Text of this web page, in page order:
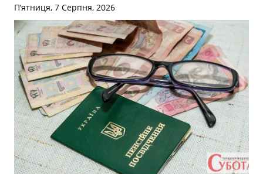
П’ятниця, 7 Серпня, 2026